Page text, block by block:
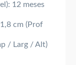
12 meses
cm (Prof
/ Larg / Alt)